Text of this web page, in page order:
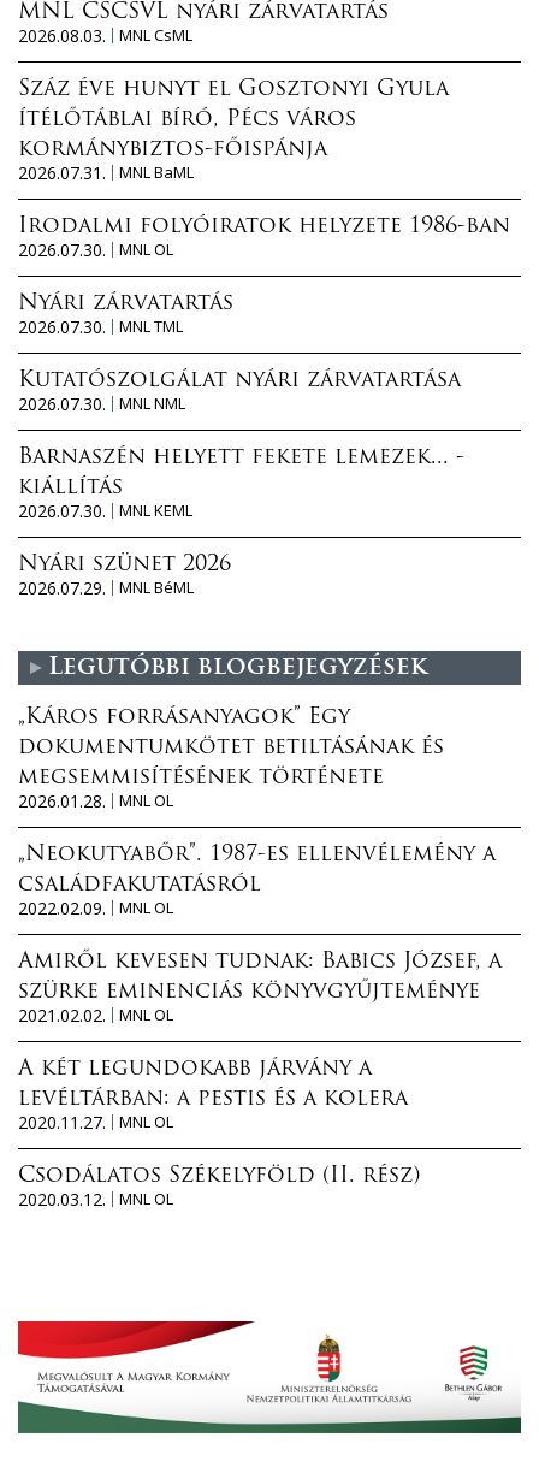
MNL CSCSVL nyári zárvatartás
2026.08.03.
MNL CsML
Száz éve hunyt el Gosztonyi Gyula
ítélőtáblai bíró, Pécs város
kormánybiztos-főispánja
2026.07.31.
MNL BaML
Irodalmi folyóiratok helyzete 1986-ban
2026.07.30.
MNL OL
Nyári zárvatartás
2026.07.30.
MNL TML
Kutatószolgálat nyári zárvatartása
2026.07.30.
MNL NML
Barnaszén helyett fekete lemezek... -
kiállítás
2026.07.30.
MNL KEML
Nyári szünet 2026
2026.07.29.
MNL BéML
Legutóbbi blogbejegyzések
„Káros forrásanyagok” Egy
dokumentumkötet betiltásának és
megsemmisítésének története
2026.01.28.
MNL OL
„Neokutyabőr”. 1987-es ellenvélemény a
családfakutatásról
2022.02.09.
MNL OL
Amiről kevesen tudnak: Babics József, a
szürke eminenciás könyvgyűjteménye
2021.02.02.
MNL OL
A két legundokabb járvány a
levéltárban: a pestis és a kolera
2020.11.27.
MNL OL
Csodálatos Székelyföld (II. rész)
2020.03.12.
MNL OL